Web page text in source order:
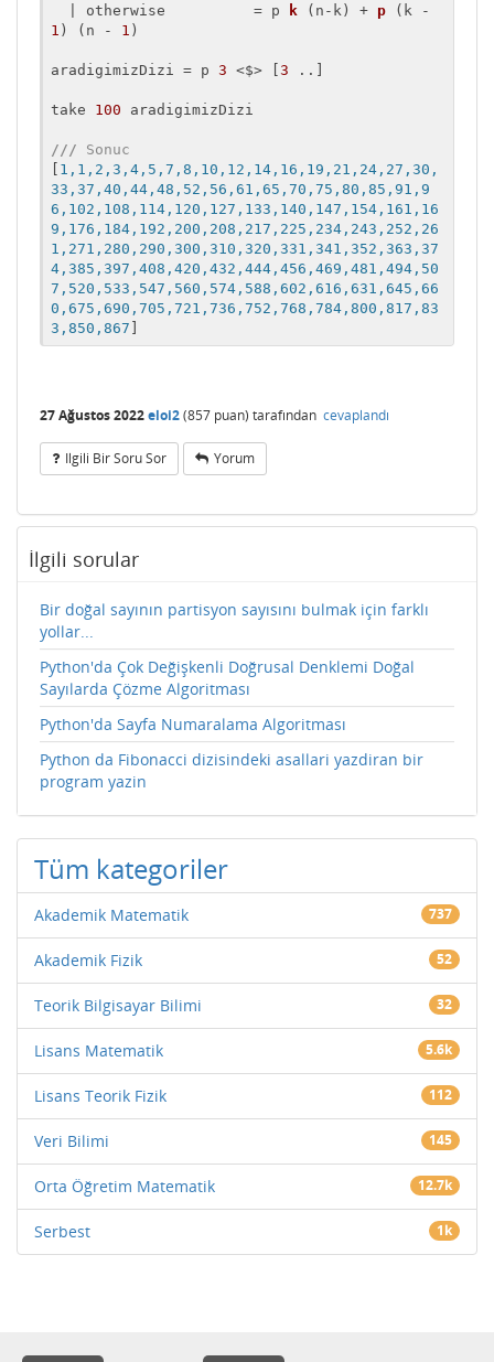
  | otherwise          =
p k ( n-k ) + p (
1 ) ( n - 1 )
aradigimizDizi = p 3 <$> [ 3 ..]
take 100 aradigimizDizi
/// Sonuc
1,1,2,3,4,5,7,8,10,12,14,16,19,21,24,27,30,
33,37,40,44,48,52,56,61,65,70,75,80,85,91,9
6,102,108,114,120,127,133,140,147,154,161,16
9,176,184,192,200,208,217,225,234,243,252,26
1,271,280,290,300,310,320,331,341,352,363,37
4,385,397,408,420,432,444,456,469,481,494,50
7,520,533,547,560,574,588,602,616,631,645,66
0,675,690,705,721,736,752,768,784,800,817,83
3,850,867
27 Ağustos 2022eloi2(857 puan) tarafından cevaplandı
Ilgili Bir Soru Sor Yorum
İlgili sorular
Bir doğal sayının partisyon sayısını bulmak için farklı
yollar...
Python'da Çok Değişkenli Doğrusal Denklemi Doğal
Sayılarda Çözme Algoritması
Python'da Sayfa Numaralama Algoritması
Python da Fibonacci dizisindeki asallari yazdiran bir
program yazin
Tüm kategoriler
Akademik Matematik 737
Akademik Fizik 52
Teorik Bilgisayar Bilimi 32
Lisans Matematik 5.6k
Lisans Teorik Fizik 112
Veri Bilimi 145
Orta Öğretim Matematik 12.7k
Serbest 1k